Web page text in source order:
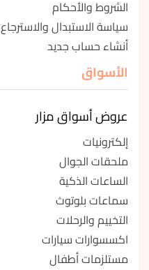
الشروط والأحكام
سياسة الاستبدال والاسترجاع
أنشاء حساب جديد
الأسواق
عروض أسواق مزار
إلكترونيات
ملحقات الجوال
الساعات الذكية
سماعات بلوتوث
التخييم والرحلات
اكسسوارات سيارات
مستلزمات أطفال